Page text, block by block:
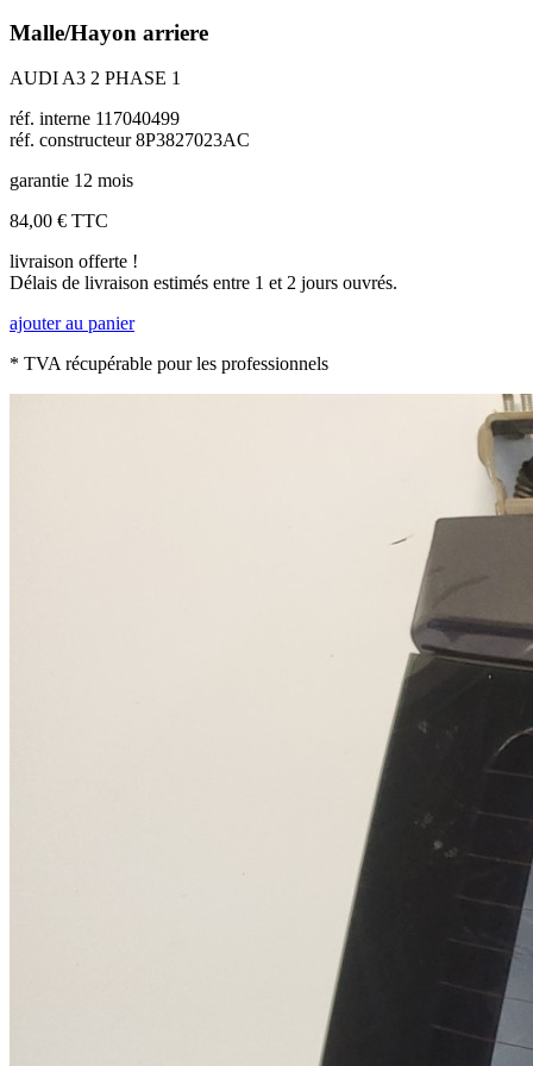
Malle/Hayon arriere
AUDI A3 2 PHASE 1
réf. interne 117040499
réf. constructeur 8P3827023AC
garantie 12 mois
84,00 € TTC
livraison offerte !
Délais de livraison estimés entre 1 et 2 jours ouvrés.
ajouter au panier
* TVA récupérable pour les professionnels